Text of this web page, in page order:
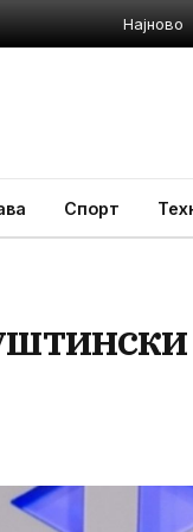
Најново
Спорт